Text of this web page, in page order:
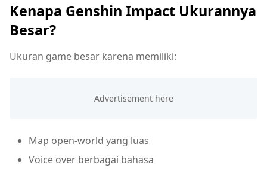
Kenapa Genshin Impact Ukurannya
Besar?
Ukuran game besar karena memiliki:
Map open-world yang luas
Voice over berbagai bahasa